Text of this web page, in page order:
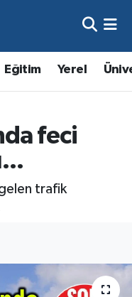
Eğitim Yerel
feci
trafik
Fikstür